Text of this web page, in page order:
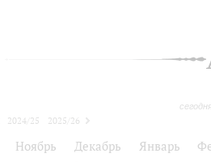
2024/25
2025/26
Ноябрь Декабрь Январь